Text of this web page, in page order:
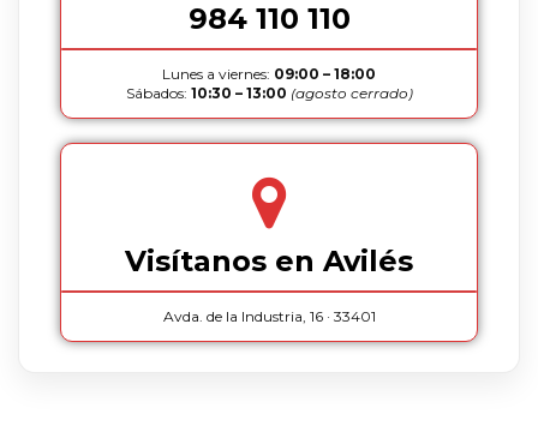
984 110 110
Lunes a viernes: 09:00 – 18:00
Sábados: 10:30 – 13:00 (agosto cerrado)
Visítanos en Avilés
Avda. de la Industria, 16 · 33401